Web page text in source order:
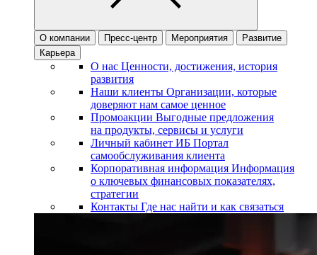
О компании Пресс-центр Мероприятия
Развитие
Карьера
О нас Ценности, достижения, история
развития
Наши клиенты Организации, которые
доверяют нам самое ценное
Промоакции Выгодные предложения
на продукты, сервисы и услуги
Личный кабинет ИБ Портал
самообслуживания клиента
Корпоративная информация Информация
о ключевых финансовых показателях,
стратегии
Контакты Где нас найти и как связаться